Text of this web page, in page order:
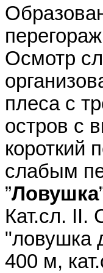
Осмотр
плеса с
остров с
короткий
слабым
”Ловушка
Кат.сл. II.
"ловушка
400 м,